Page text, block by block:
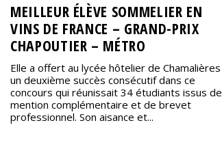
MEILLEUR ÉLÈVE SOMMELIER EN
VINS DE FRANCE – GRAND-PRIX
CHAPOUTIER – MÉTRO
Elle a offert au lycée hôtelier de Chamalières
un deuxième succès consécutif dans ce
concours qui réunissait 34 étudiants issus de
mention complémentaire et de brevet
professionnel. Son aisance et...